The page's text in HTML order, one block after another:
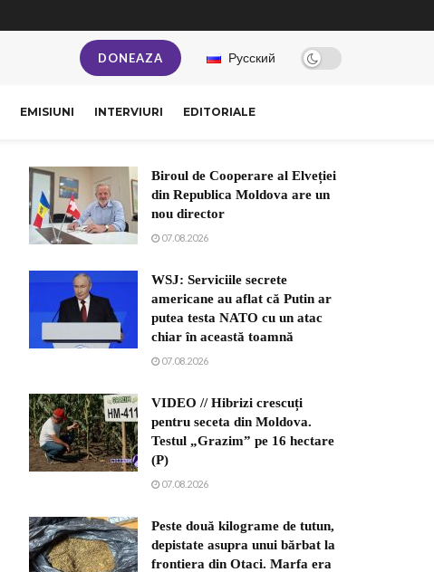
DONEAZA Русский
EMISIUNI INTERVIURI EDITORIALE
Biroul de Cooperare al Elveției
din Republica Moldova are un
nou director
07.08.2026
WSJ: Serviciile secrete
americane au aflat că Putin ar
putea testa NATO cu un atac
chiar în această toamnă
07.08.2026
VIDEO // Hibrizi crescuți
pentru seceta din Moldova.
Testul „Grazim” pe 16 hectare
(P)
07.08.2026
Peste două kilograme de tutun,
depistate asupra unui bărbat la
frontiera din Otaci. Marfa era